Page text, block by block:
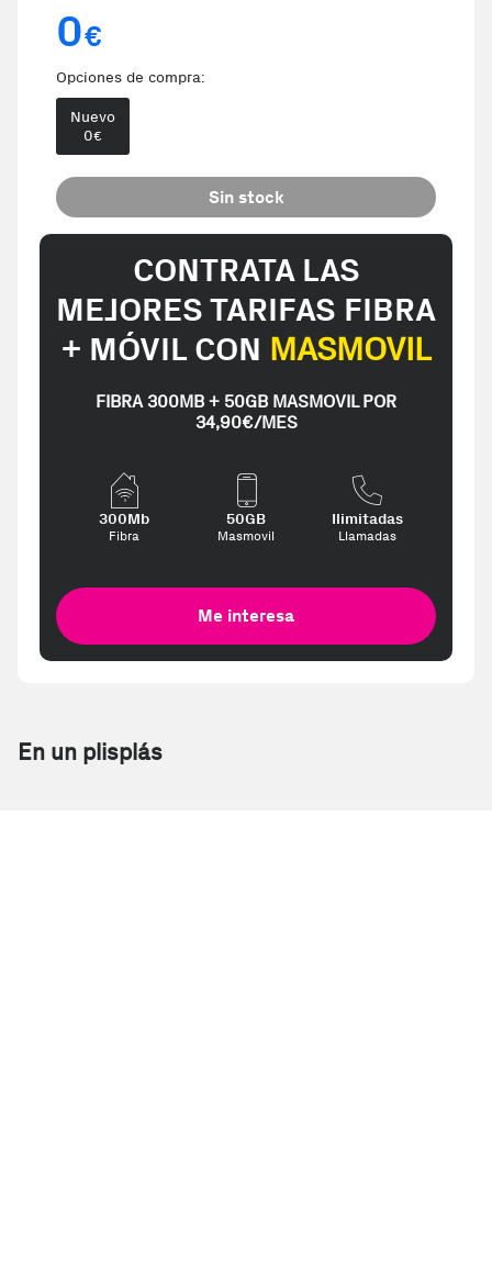
0€
Opciones de compra:
Nuevo
0€
Sin stock
CONTRATA LAS
MEJORES TARIFAS FIBRA
+ MÓVIL CON MASMOVIL
FIBRA 300MB + 50GB MASMOVIL POR
34,90€/MES
300Mb
Fibra
50GB
Masmovil
Ilimitadas
Llamadas
Me interesa
En un plisplás